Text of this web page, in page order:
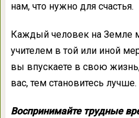
нам, что нужно для счастья.
Каждый человек на Земле
учителем в той или иной
вы впускаете в свою
вас, тем становитесь лучше.
Воспринимайте трудные